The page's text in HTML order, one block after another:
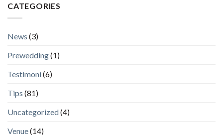
CATEGORIES
News (3)
Prewedding(1)
Testimoni(6)
Tips (81)
Uncategorized(4)
Venue(14)